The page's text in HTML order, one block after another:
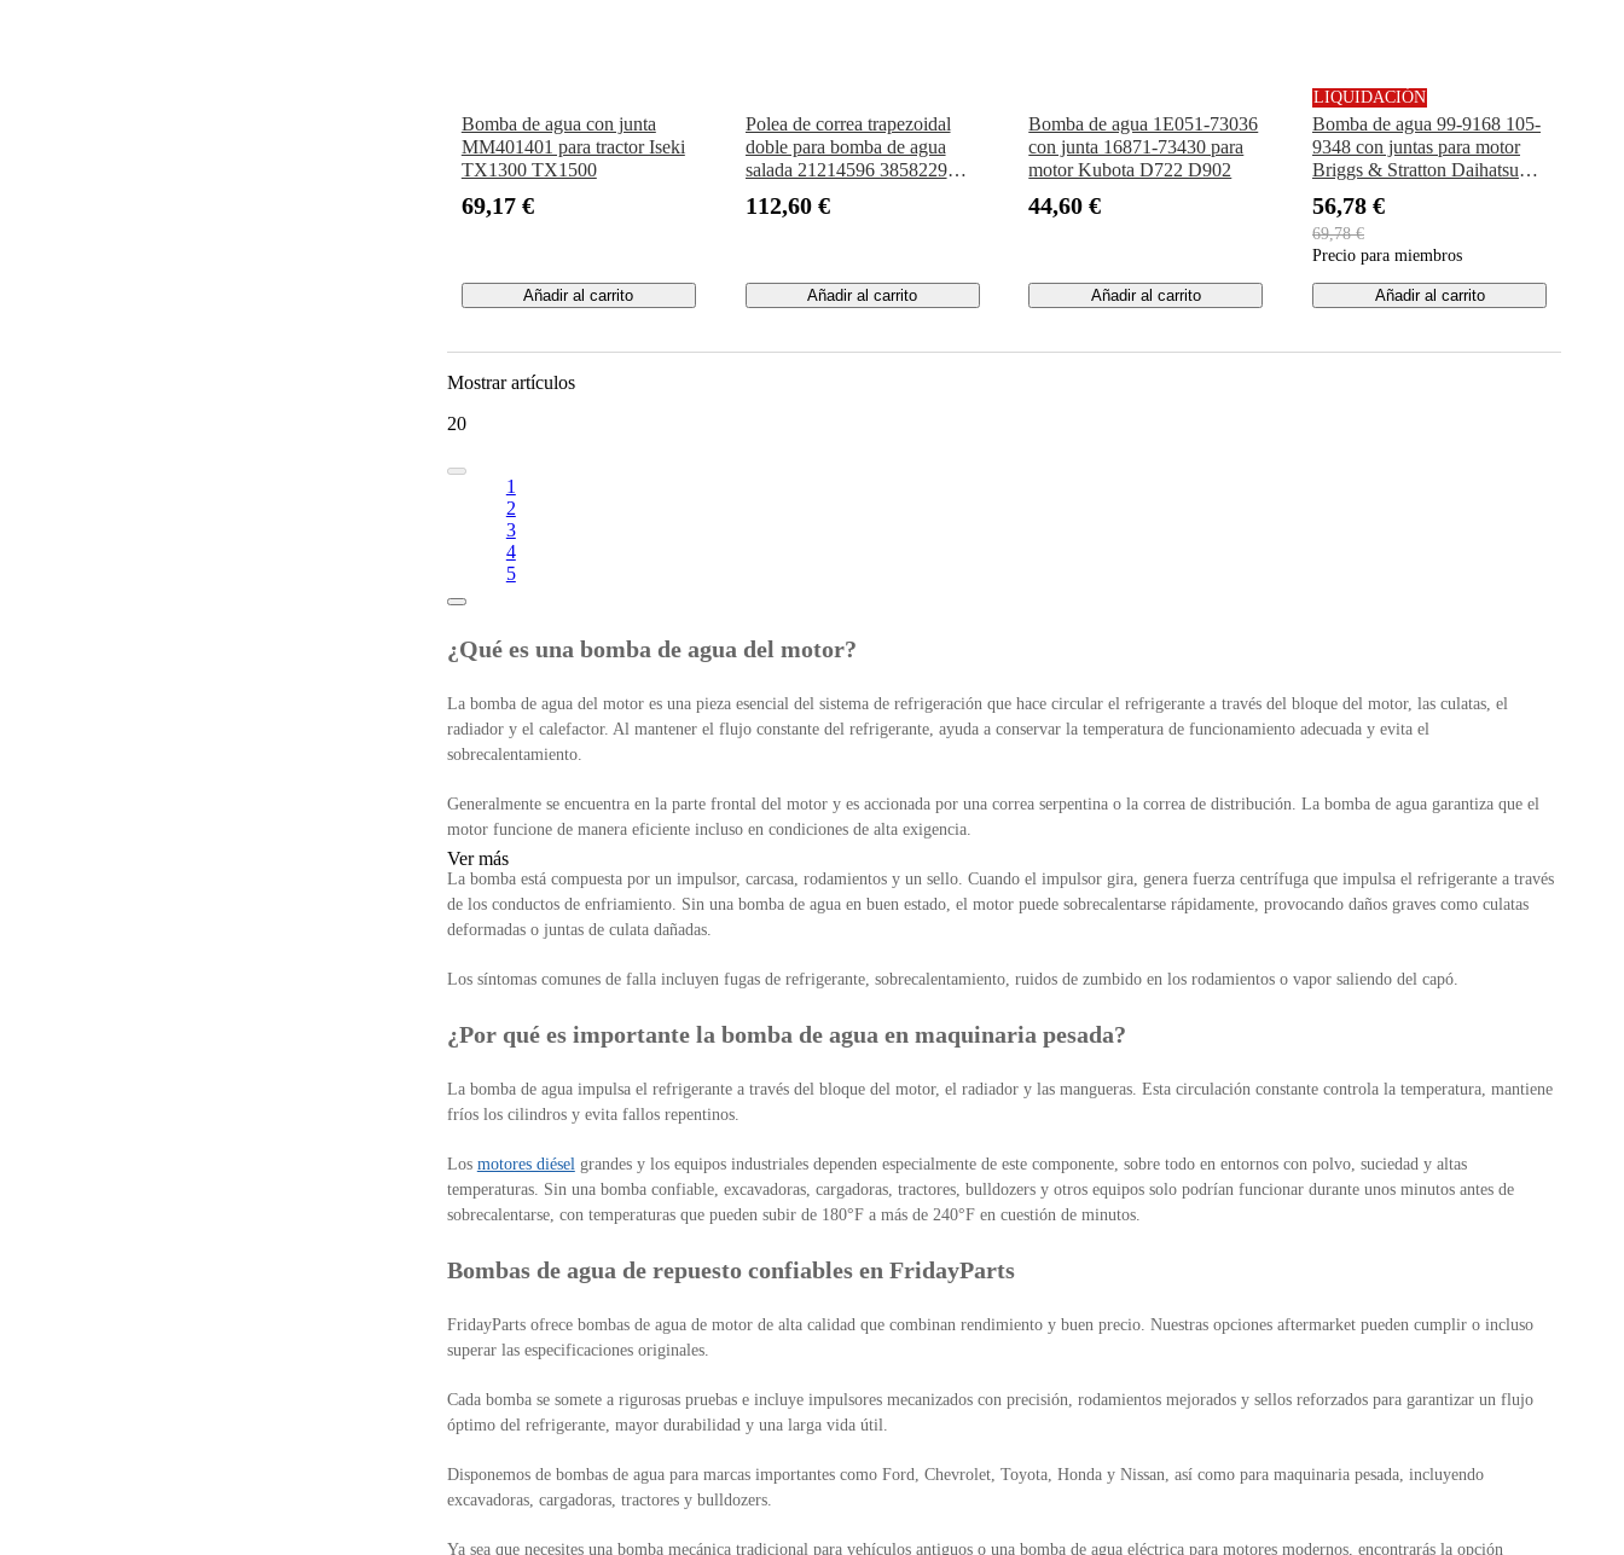
Bomba de agua con junta
MM401401 para tractor Iseki
TX1300 TX1500
69,17 €
Añadir al carrito
Polea de correa trapezoidal
doble para bomba de agua
salada 21214596 3858229
l, 5,0 l y 5,7 l
112,60 €
Añadir al carrito
Bomba de agua 1E051-73036
con junta 16871-73430 para
motor Kubota D722 D902
44,60 €
Añadir al carrito
LIQUIDACIÓN
Bomba de agua 99-9168 105-
9348 con juntas para motor
Briggs & Stratton Daihatsu
Boy
56,78 €
69,78 €
Precio para miembros
Añadir al carrito
Mostrar artículos
20
1
2
3
4
5
¿Qué es una bomba de agua del motor?
La bomba de agua del motor es una pieza esencial del sistema de refrigeración que hace circular el refrigerante a través del bloque del motor, las culatas, el
radiador y el calefactor. Al mantener el flujo constante del refrigerante, ayuda a conservar la temperatura de funcionamiento adecuada y evita el
sobrecalentamiento.
Generalmente se encuentra en la parte frontal del motor y es accionada por una correa serpentina o la correa de distribución. La bomba de agua garantiza que el
motor funcione de manera eficiente incluso en condiciones de alta exigencia.
La bomba está compuesta por un impulsor, carcasa, rodamientos y un sello. Cuando el impulsor gira, genera fuerza centrífuga que impulsa el refrigerante a través
de los conductos de enfriamiento. Sin una bomba de agua en buen estado, el motor puede sobrecalentarse rápidamente, provocando daños graves como culatas
deformadas o juntas de culata dañadas.
Los síntomas comunes de falla incluyen fugas de refrigerante, sobrecalentamiento, ruidos de zumbido en los rodamientos o vapor saliendo del capó.
¿Por qué es importante la bomba de agua en maquinaria pesada?
La bomba de agua impulsa el refrigerante a través del bloque del motor, el radiador y las mangueras. Esta circulación constante controla la temperatura, mantiene
fríos los cilindros y evita fallos repentinos.
Los motores diéselgrandes y los equipos industriales dependen especialmente de este componente, sobre todo en entornos con polvo, suciedad y altas
temperaturas. Sin una bomba confiable, excavadoras, cargadoras, tractores, bulldozers y otros equipos solo podrían funcionar durante unos minutos antes de
sobrecalentarse, con temperaturas que pueden subir de 180°F a más de 240°F en cuestión de minutos.
Bombas de agua de repuesto confiables en FridayParts
FridayParts ofrece bombas de agua de motor de alta calidad que combinan rendimiento y buen precio. Nuestras opciones aftermarket pueden cumplir o incluso
superar las especificaciones originales.
Cada bomba se somete a rigurosas pruebas e incluye impulsores mecanizados con precisión, rodamientos mejorados y sellos reforzados para garantizar un flujo
óptimo del refrigerante, mayor durabilidad y una larga vida útil.
Disponemos de bombas de agua para marcas importantes como Ford, Chevrolet, Toyota, Honda y Nissan, así como para maquinaria pesada, incluyendo
excavadoras, cargadoras, tractores y bulldozers.
Ya sea que necesites una bomba mecánica tradicional para vehículos antiguos o una bomba de agua eléctrica para motores modernos, encontrarás la opción
Ver más